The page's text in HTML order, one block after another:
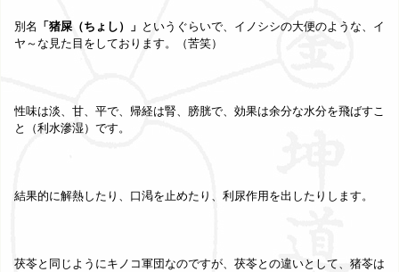
別名 「猪屎（ちょし）」 というぐらいで、イノシシの大便のような、イ
ヤ～な見た目をしております。（苦笑）
性味は淡、甘、平で、帰経は腎、膀胱で、効果は余分な水分を飛ばすこ
と（利水滲湿）です。
結果的に解熱したり、口渇を止めたり、利尿作用を出したりします。
茯苓と同じようにキノコ軍団なのですが、茯苓との違いとして、猪苓は